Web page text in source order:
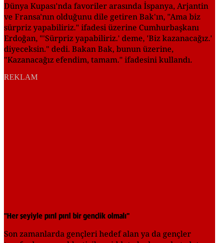
Dünya Kupası'nda favoriler arasında İspanya, Arjantin
ve Fransa'nın olduğunu dile getiren Bak'ın, "Ama biz
sürpriz yapabiliriz." ifadesi üzerine Cumhurbaşkanı
Erdoğan, "'Sürpriz yapabiliriz.' deme, 'Biz kazanacağız.'
diyeceksin." dedi. Bakan Bak, bunun üzerine,
"Kazanacağız efendim, tamam." ifadesini kullandı.
REKLAM
"Her şeyiyle pırıl pırıl bir gençlik olmalı"
Son zamanlarda gençleri hedef alan ya da gençler